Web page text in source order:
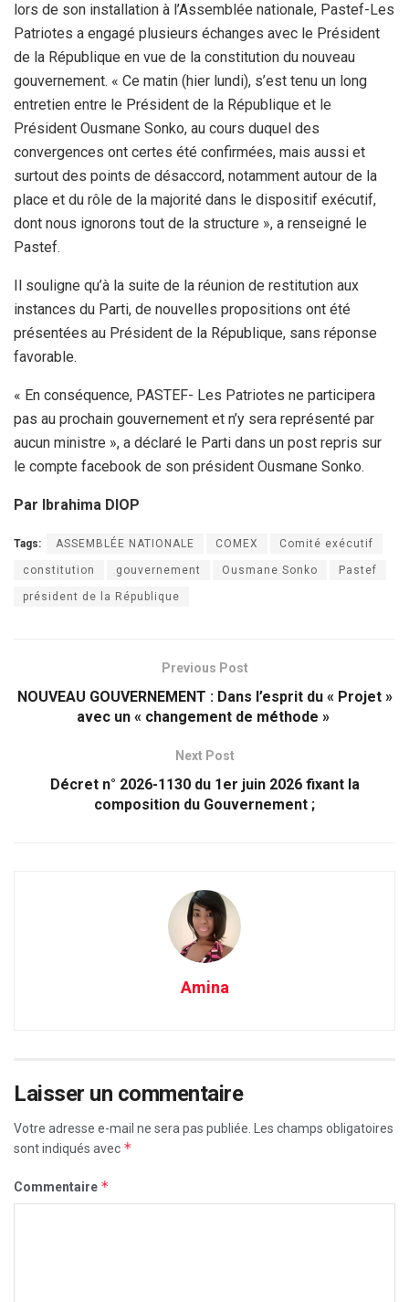
lors de son installation à l’Assemblée nationale, Pastef-Les
Patriotes a engagé plusieurs échanges avec le Président
de la République en vue de la constitution du nouveau
gouvernement. « Ce matin (hier lundi), s’est tenu un long
entretien entre le Président de la République et le
Président Ousmane Sonko, au cours duquel des
convergences ont certes été confirmées, mais aussi et
surtout des points de désaccord, notamment autour de la
place et du rôle de la majorité dans le dispositif exécutif,
dont nous ignorons tout de la structure », a renseigné le
Pastef.
Il souligne qu’à la suite de la réunion de restitution aux
instances du Parti, de nouvelles propositions ont été
présentées au Président de la République, sans réponse
favorable.
« En conséquence, PASTEF- Les Patriotes ne participera
pas au prochain gouvernement et n’y sera représenté par
aucun ministre », a déclaré le Parti dans un post repris sur
le compte facebook de son président Ousmane Sonko.
Par Ibrahima DIOP
Tags: ASSEMBLÉE NATIONALE COMEX Comité exécutif
constitution gouvernement Ousmane Sonko Pastef
président de la République
Previous Post
NOUVEAU GOUVERNEMENT : Dans l’esprit du « Projet »
avec un « changement de méthode »
Next Post
Décret n° 2026-1130 du 1er juin 2026 fixant la
composition du Gouvernement ;
Amina
Laisser un commentaire
Votre adresse e-mail ne sera pas publiée.
Les champs obligatoires
sont indiqués avec *
Commentaire *